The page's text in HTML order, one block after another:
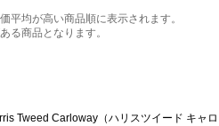
平均が高い商品順に表示されます。
る商品となります。
Tweed Carloway（ハリスツイード キャ